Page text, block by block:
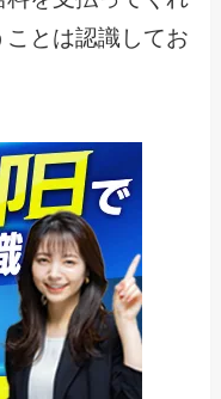
とは認識してお